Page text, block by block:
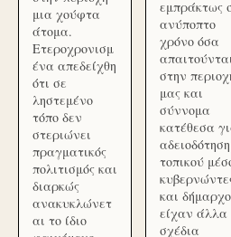
μια χούφτα
άτομα.
Ετεροχρονισμ
ένα απεδείχθη
ότι σε
ληστεμένο
τόπο δεν
στεριώνει
πραγματικός
πολιτισμός και
διαρκώς
ανακυκλώνετ
αι το ίδιο
εμπράκτως
ανύποπτο
χρόνο όσα
στην
μας και
σύννομα
κατέθεσα
αδειοδότηση
τοπικού
και
είχαν άλλα
σχέδια